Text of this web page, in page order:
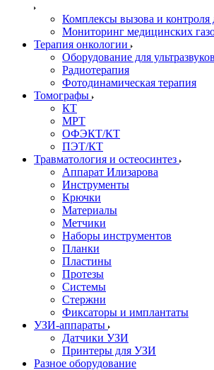
Комплексы вызова и контроля
Мониторинг медицинских
Терапия онкологии
Оборудование для
Радиотерапия
Фотодинамическая терапия
Томографы
КТ
МРТ
ОФЭКТ/КТ
ПЭТ/КТ
Травматология и остеосинтез
Аппарат Илизарова
Инструменты
Крючки
Материалы
Метчики
Наборы инструментов
Планки
Пластины
Протезы
Системы
Стержни
Фиксаторы и имплантаты
УЗИ-аппараты
Датчики УЗИ
Принтеры для УЗИ
Разное оборудование